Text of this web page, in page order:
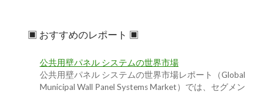
▣ おすすめのレポート ▣
公共用壁パネル システムの世界市場
公共用壁パネル システムの世界市場レポート（Global
Municipal Wall Panel Systems Market）では、セグメン